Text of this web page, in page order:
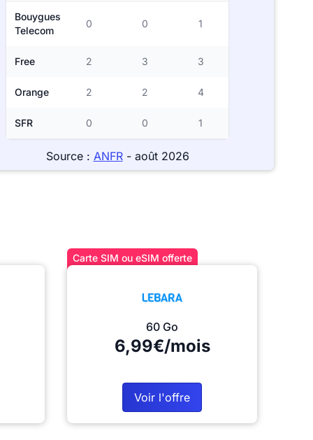
Bouygues
Telecom
0 0 1
Free 2 3 3
Orange 2 2 4
SFR 0 0 1
Source : ANFR- août 2026
Carte SIM ou eSIM offerte
60 Go
6,99€/mois
Voir l'offre